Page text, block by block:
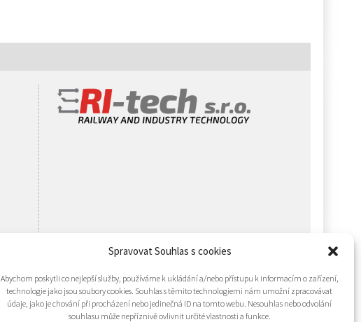
Spravovat Souhlas s cookies
Abychom poskytli co nejlepší služby, používáme k ukládání a/nebo přístupu k informacím o zařízení,
technologie jako jsou soubory cookies. Souhlas s těmito technologiemi nám umožní zpracovávat
údaje, jako je chování při procházení nebo jedinečná ID na tomto webu. Nesouhlas nebo odvolání
souhlasu může nepříznivě ovlivnit určité vlastnosti a funkce.